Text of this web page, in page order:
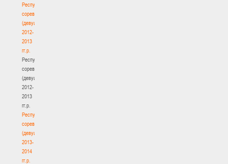
Республиканские
соревнования
(девушки)
2012-
2013
гг.р.
Республиканские
соревнования
(девушки)
2012-
2013
гг.р.
Республиканские
соревнования
(девушки)
2013-
2014
гг.р.